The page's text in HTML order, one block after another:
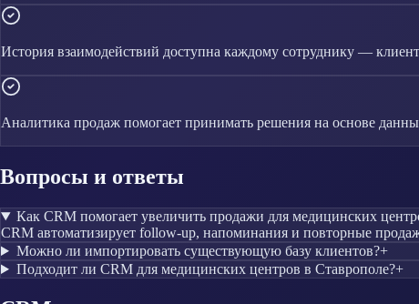
История взаимодействий доступна каждому сотруднику — клиент
Аналитика продаж помогает принимать решения на основе
Вопросы и ответы
Как CRM помогает увеличить продажи для медицинских
CRM автоматизирует follow-up, напоминания и повторные
Можно ли импортировать существующую базу клиентов?+
Подходит ли CRM для медицинских центров в Ставрополе?+